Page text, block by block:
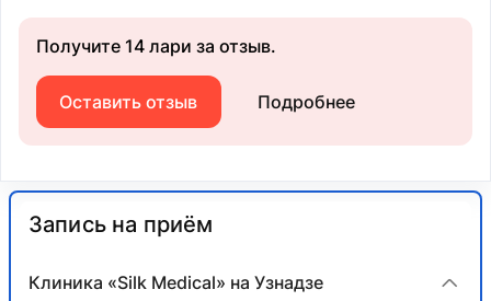
Получите 14 лари за отзыв.
Оставить отзыв Подробнее
Запись на приём
Клиника «Silk Medical» на Узнадзе